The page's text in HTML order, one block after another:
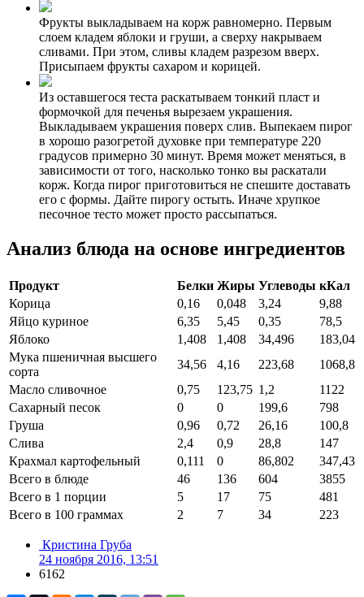
Фрукты выкладываем на корж равномерно. Первым
слоем кладем яблоки и груши, а сверху накрываем
сливами. При этом, сливы кладем разрезом вверх.
Присыпаем фрукты сахаром и корицей.
Из оставшегося теста раскатываем тонкий пласт и
формочкой для печенья вырезаем украшения.
Выкладываем украшения поверх слив. Выпекаем пирог
в хорошо разогретой духовке при температуре 220
градусов примерно 30 минут. Время может меняться, в
зависимости от того, насколько тонко вы раскатали
корж. Когда пирог приготовиться не спешите доставать
его с формы. Дайте пирогу остыть. Иначе хрупкое
песочное тесто может просто рассыпаться.
Анализ блюда на основе ингредиентов
Продукт Белки Жиры Углеводы кКал
Корица
0,16 0,048 3,24
9,88
Яйцо куриное
6,35 5,45 0,35
78,5
Яблоко
1,408 1,408 34,496
183,04
Мука пшеничная высшего
сорта
34,56 4,16 223,68
1068,8
Масло сливочное
0,75 123,75 1,2
1122
Сахарный песок
0 0 199,6
798
Груша
0,96 0,72 26,16
100,8
Слива
2,4 0,9 28,8
147
Крахмал картофельный
0,111 0 86,802
347,43
Всего в блюде
46 136 604
3855
Всего в 1 порции
5 17 75
481
Всего в 100 граммах
2 7 34 223
Кристина Груба
24 ноября 2016, 13:51
6162